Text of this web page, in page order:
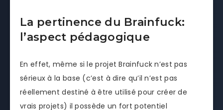
La pertinence du Brainfuck:
l’aspect pédagogique
En effet, même si le projet Brainfuck n’est pas
sérieux à la base (c’est à dire qu’il n’est pas
réellement destiné à être utilisé pour créer de
vrais projets) il possède un fort potentiel